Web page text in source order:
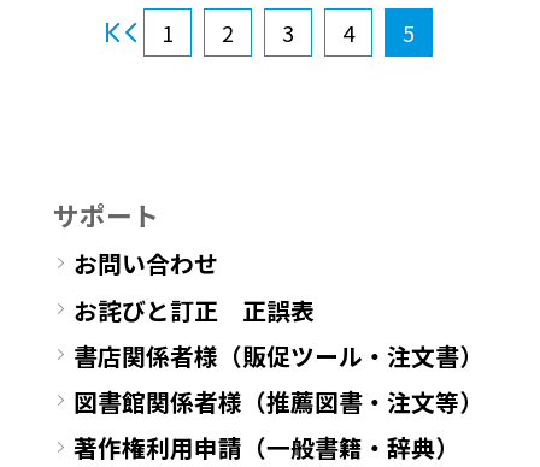
1 2 3 4 5
サポート
お問い合わせ
お詫びと訂正 正誤表
書店関係者様（販促ツール・注文書）
図書館関係者様（推薦図書・注文等）
著作権利用申請（一般書籍・辞典）